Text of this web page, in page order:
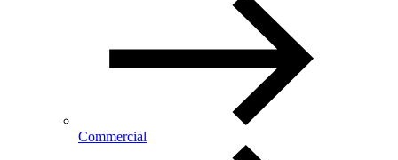
Commercial